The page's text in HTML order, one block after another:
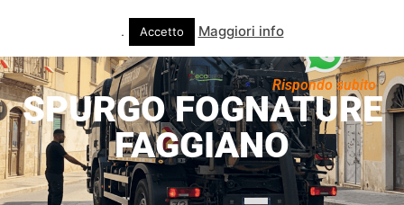
SPURGO FOGNATURE
FAGGIANO
Rispondo subito
. Accetto Maggiori info